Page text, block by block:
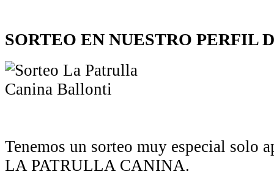
SORTEO EN NUESTRO PERFIL
Tenemos un sorteo muy especial solo
LA PATRULLA CANINA.